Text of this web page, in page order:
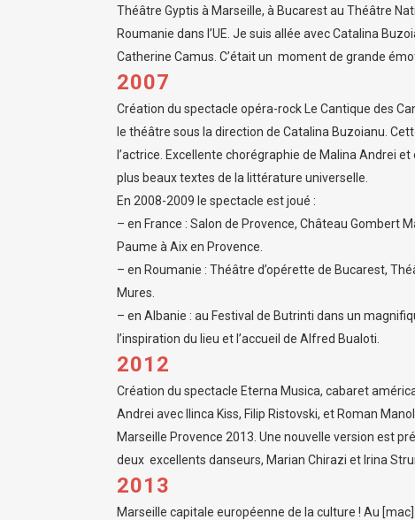
Théâtre Gyptis à Marseille, à Bucarest au Théâtre
Roumanie dans l’UE. Je suis allée avec Catalina
Catherine Camus. C’était un moment de grande
2007
Création du spectacle opéra-rock Le Cantique des
le théâtre sous la direction de Catalina Buzoianu.
l’actrice. Excellente chorégraphie de Malina Andrei
plus beaux textes de la littérature universelle.
En 2008-2009 le spectacle est joué :
– en France : Salon de Provence, Château Gombert
Paume à Aix en Provence.
– en Roumanie : Théâtre d’opérette de Bucarest,
Mures.
– en Albanie : au Festival de Butrinti dans un
l’inspiration du lieu et l’accueil de Alfred Bualoti.
2012
Création du spectacle Eterna Musica, cabaret
Andrei avec Ilinca Kiss, Filip Ristovski, et Roman
Marseille Provence 2013. Une nouvelle version est
deux excellents danseurs, Marian Chirazi et Irina
2013
Marseille capitale européenne de la culture ! Au